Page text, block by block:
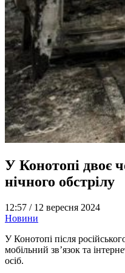
У Конотопі двоє
нічного обстрілу
12:57 / 12 вересня 2024
Новини
У Конотопі після
мобільний зв’язок та
осіб.